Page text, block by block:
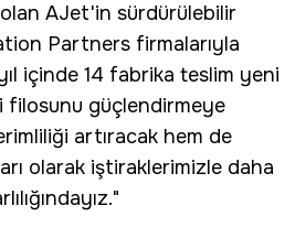
AJet'in sürdürülebilir
Partners firmalarıyla
içinde 14 fabrika teslim yeni
filosunu güçlendirmeye
artıracak hem de
olarak iştiraklerimizle daha